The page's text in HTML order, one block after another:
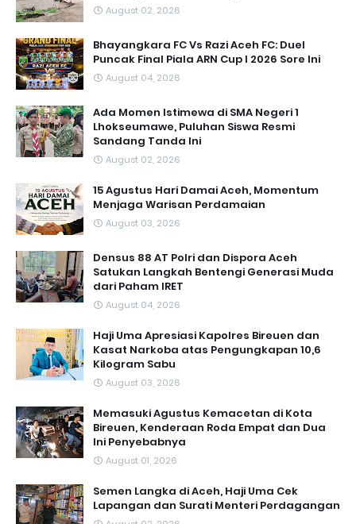
August 02, 2026
Bhayangkara FC Vs Razi Aceh FC: Duel
Puncak Final Piala ARN Cup I 2026 Sore Ini
August 04, 2026
Ada Momen Istimewa di SMA Negeri 1
Lhokseumawe, Puluhan Siswa Resmi
Sandang Tanda Ini
August 02, 2026
15 Agustus Hari Damai Aceh, Momentum
Menjaga Warisan Perdamaian
August 03, 2026
Densus 88 AT Polri dan Dispora Aceh
Satukan Langkah Bentengi Generasi Muda
dari Paham IRET
August 04, 2026
Haji Uma Apresiasi Kapolres Bireuen dan
Kasat Narkoba atas Pengungkapan 10,6
Kilogram Sabu
August 03, 2026
Memasuki Agustus Kemacetan di Kota
Bireuen, Kenderaan Roda Empat dan Dua
Ini Penyebabnya
August 01, 2026
Semen Langka di Aceh, Haji Uma Cek
Lapangan dan Surati Menteri Perdagangan